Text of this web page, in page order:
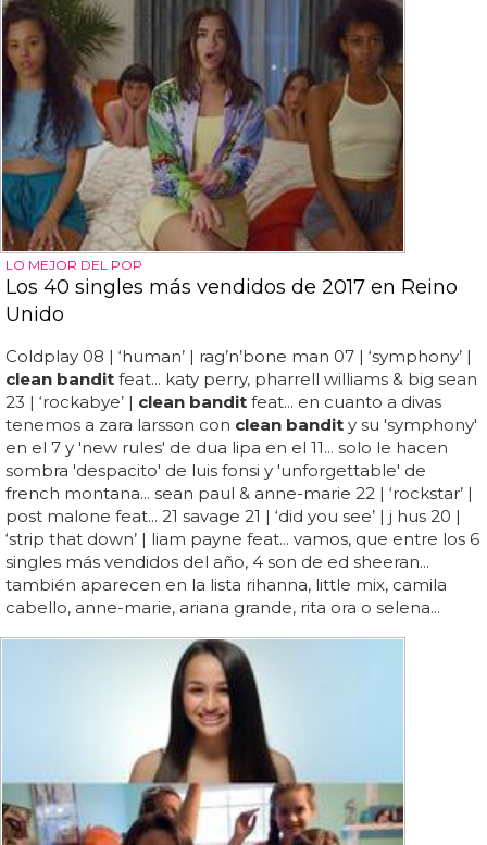
LO MEJOR DEL POP
Los 40 singles más vendidos de 2017 en Reino
Unido
Coldplay 08 | ‘human’ | rag’n’bone man 07 | ‘symphony’ |
clean bandit feat... katy perry, pharrell williams & big sean
23 | ‘rockabye’ | clean bandit feat... en cuanto a divas
tenemos a zara larsson con clean bandit y su 'symphony'
en el 7 y 'new rules' de dua lipa en el 11... solo le hacen
sombra 'despacito' de luis fonsi y 'unforgettable' de
french montana... sean paul & anne-marie 22 | ‘rockstar’ |
post malone feat... 21 savage 21 | ‘did you see’ | j hus 20 |
‘strip that down’ | liam payne feat... vamos, que entre los 6
singles más vendidos del año, 4 son de ed sheeran...
también aparecen en la lista rihanna, little mix, camila
cabello, anne-marie, ariana grande, rita ora o selena...